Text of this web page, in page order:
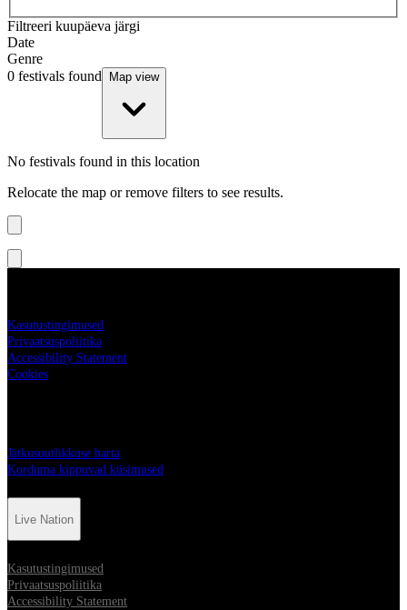
Filtreeri kuupäeva järgi
Date
Genre
0 festivals found Map view
No festivals found in this location
Relocate the map or remove filters to see results.
Kasutustingimused
Privaatsuspoliitika
Accessibility Statement
Cookies
Jätkusuutlikkuse harta
Korduma kippuvad küsimused
Live Nation
Kasutustingimused
Privaatsuspoliitika
Accessibility Statement